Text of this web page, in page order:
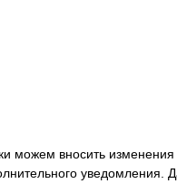
можем вносить изменения